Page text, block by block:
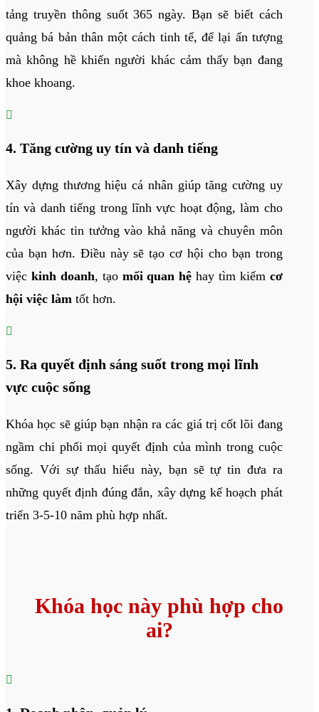
tảng truyền thông suốt 365 ngày. Bạn sẽ biết cách
quảng bá bản thân một cách tinh tế, để lại ấn tượng
mà không hề khiến người khác cảm thấy bạn đang
khoe khoang.

4. Tăng cường uy tín và danh tiếng
Xây dựng thương hiệu cá nhân giúp tăng cường uy
tín và danh tiếng trong lĩnh vực hoạt động, làm cho
người khác tin tưởng vào khả năng và chuyên môn
của bạn hơn. Điều này sẽ tạo cơ hội cho bạn trong
việc kinh doanh, tạo mối quan hệ hay tìm kiếm cơ
hội việc làm tốt hơn.

5. Ra quyết định sáng suốt trong mọi lĩnh
vực cuộc sống
Khóa học sẽ giúp bạn nhận ra các giá trị cốt lõi đang
ngầm chi phối mọi quyết định của mình trong cuộc
sống. Với sự thấu hiểu này, bạn sẽ tự tin đưa ra
những quyết định đúng đắn, xây dựng kế hoạch phát
triển 3-5-10 năm phù hợp nhất.
Khóa học này phù hợp cho
ai?
